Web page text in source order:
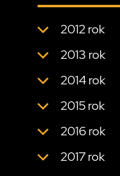
2012 rok
2013 rok
2014 rok
2015 rok
2016 rok
2017 rok